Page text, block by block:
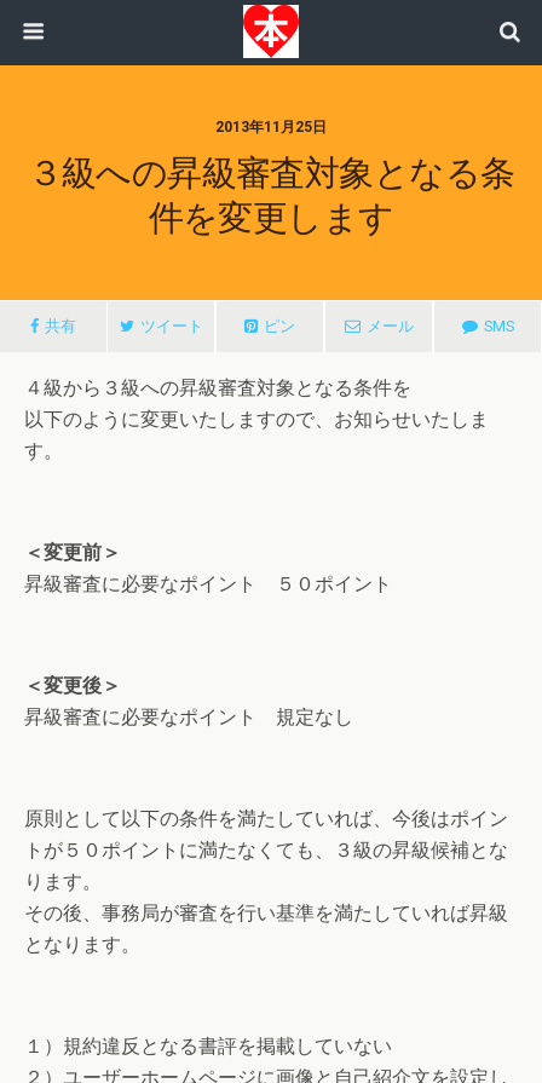
2013年11月25日
３級への昇級審査対象となる条
件を変更します
共有 ツイート ピン メール SMS
４級から３級への昇級審査対象となる条件を
以下のように変更いたしますので、お知らせいたしま
す。
＜変更前＞
昇級審査に必要なポイント ５０ポイント
＜変更後＞
昇級審査に必要なポイント 規定なし
原則として以下の条件を満たしていれば、今後はポイン
トが５０ポイントに満たなくても、３級の昇級候補とな
ります。
その後、事務局が審査を行い基準を満たしていれば昇級
となります。
１）規約違反となる書評を掲載していない
２）ユーザーホームページに画像と自己紹介文を設定し